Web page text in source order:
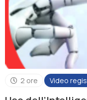
2 ore Video